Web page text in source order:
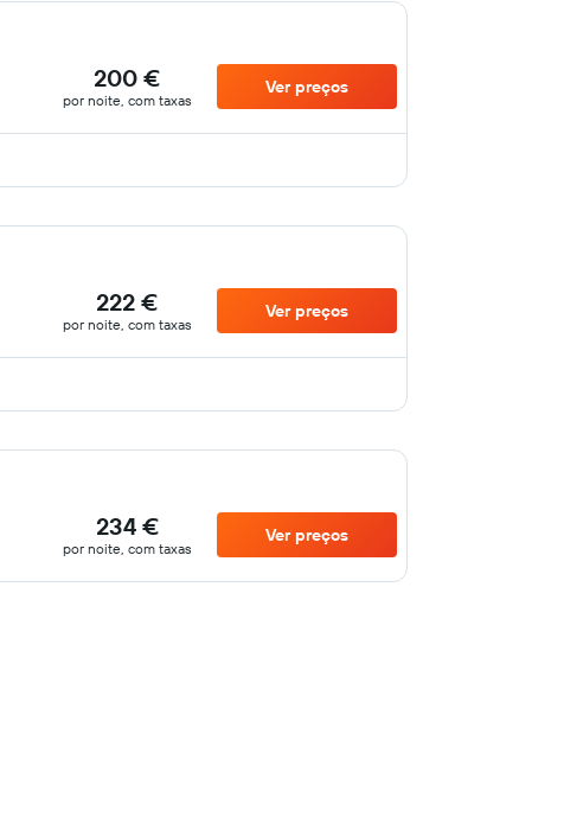
200 €
por noite, com taxas
Ver preços
222 €
por noite, com taxas
Ver preços
234 €
por noite, com taxas
Ver preços